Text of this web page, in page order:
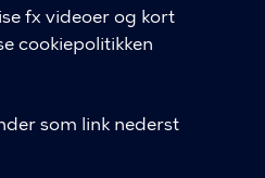
fx videoer og kort
cookiepolitikken
som link nederst